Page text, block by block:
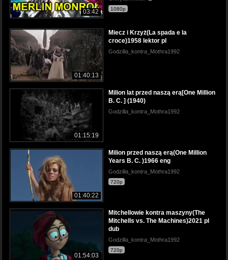
03:42 1080p
01:40:13
Miecz i Krzyż(La spada e la
croce)1958 lektor pl
Godzilla_kontra_Mothra1992
01:15:19
Milion lat przed naszą erą[One Million
B. C. ] (1940)
Godzilla_kontra_Mothra1992
01:40:22
Milion przed naszą erą(One Million
Years B. C. )1966 eng
Godzilla_kontra_Mothra1992
720p
01:54:03
Mitchellowie kontra maszyny(The
Mitchells vs. The Machines)2021 pl
dub
Godzilla_kontra_Mothra1992
720p